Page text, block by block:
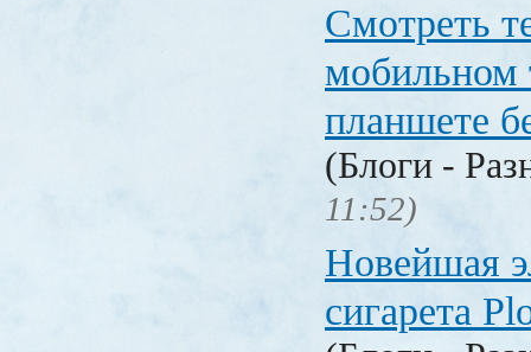
Смотреть
мобильном
планшете
(Блоги -
11:52)
Новейшая
сигарета